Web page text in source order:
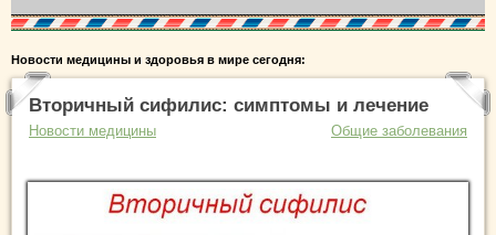
Новости медицины и здоровья в мире сегодня:
Вторичный сифилис: симптомы и лечение
Новости медицины Общие заболевания